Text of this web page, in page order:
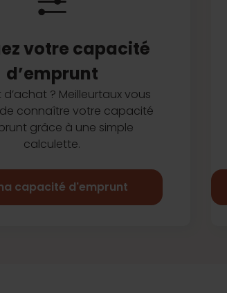
votre capacité
d’emprunt
d’achat ? Meilleurtaux vous
connaître votre capacité
grâce à une simple
calculette.
capacité d'emprunt